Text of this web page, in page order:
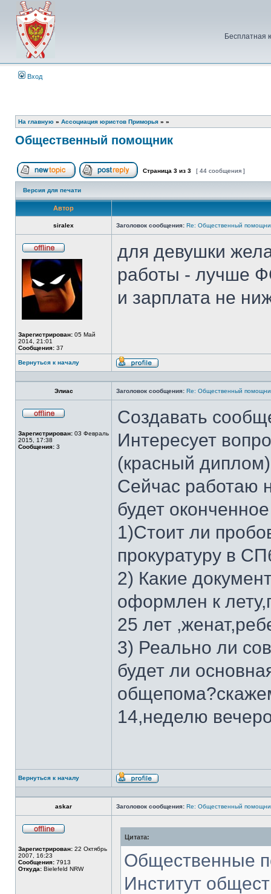
Бесплатная
Вход
На главную » Ассоциация юристов Приморья » »
Общественный помощник
Начать новую тему Ответить на тему
Страница 3 из 3 [ 44 сообщения ]
Версия для печати
Автор
siralex Заголовок сообщения: Re: Общественный
сети
Зарегистрирован: 05 Май
2014, 21:01
Сообщения: 37
для девушки
работы - лучше
и зарплата не
Вернуться к началу
Профиль
Элиас Заголовок сообщения: Re: Общественный
сети
Зарегистрирован: 03 Февраль
2015, 17:38
Сообщения: 3
Создавать
Интересует
(красный
Сейчас работаю
будет
1)Стоит ли
прокуратуру в
2) Какие
оформлен к
25 лет
3) Реально ли
будет ли
14,неделю
Вернуться к началу
Профиль
askar Заголовок сообщения: Re: Общественный
сети
Зарегистрирован: 22 Октябрь
2007, 16:23
Сообщения: 7913
Откуда: Bielefeld NRW
Цитата:
Общественные
Институт